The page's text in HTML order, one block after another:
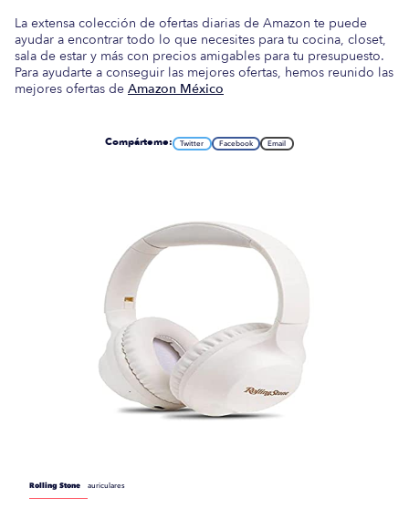
La extensa colección de ofertas diarias de Amazon te puede
ayudar a encontrar todo lo que necesites para tu cocina, closet,
sala de estar y más con precios amigables para tu presupuesto.
Para ayudarte a conseguir las mejores ofertas, hemos reunido las
mejores ofertas de Amazon México
Compárteme: Twitter Facebook Email
Rolling Stone auriculares